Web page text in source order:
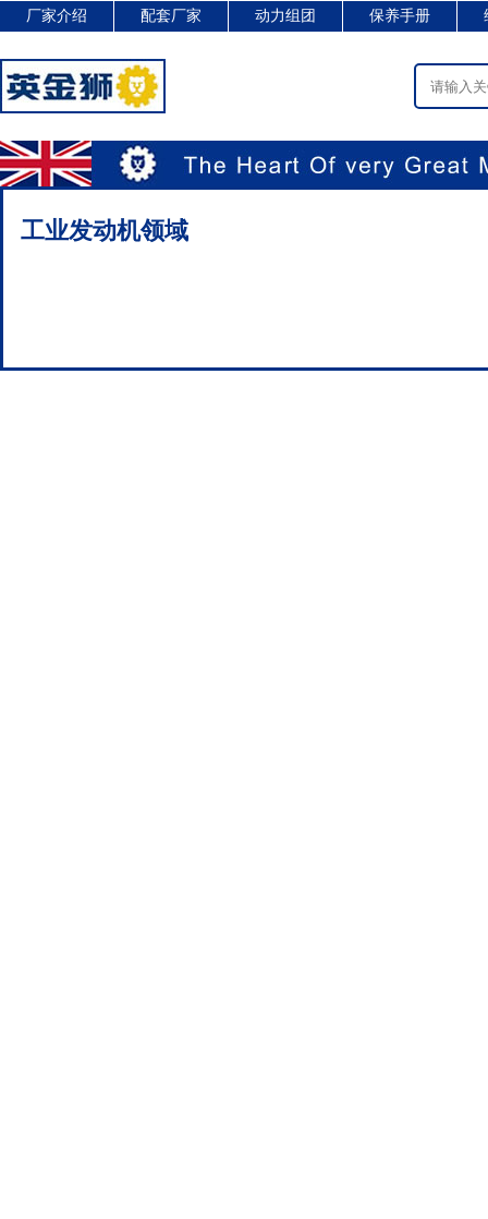
厂家介绍 配套厂家 动力组团 保养手册
工业发动机领域